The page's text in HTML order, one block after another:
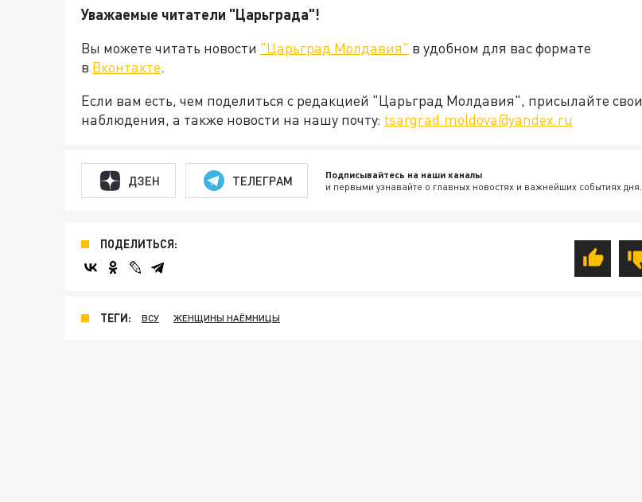
Уважаемые читатели "Царьграда"!
Вы можете читать новости "Царьград Молдавия" в удобном для вас формате
в Вконтакте.
Если вам есть, чем поделиться с редакцией "Царьград Молдавия", присылайте свои
наблюдения, а также новости на нашу почту: tsargrad.moldova@yandex.ru
ДЗЕН ТЕЛЕГРАМ Подписывайтесь на наши каналы
и первыми узнавайте о главных новостях и важнейших событиях дня.
ПОДЕЛИТЬСЯ:
ТЕГИ: ВСУ ЖЕНЩИНЫ НАЁМНИЦЫ